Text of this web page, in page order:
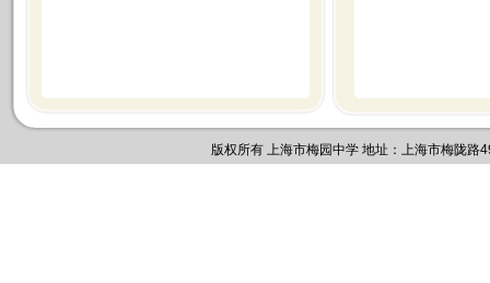
版权所有 上海市梅园中学 地址：上海市梅陇